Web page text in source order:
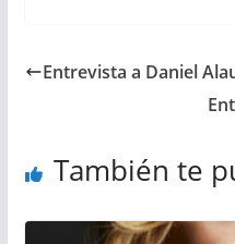
Entrevista a Daniel
También te